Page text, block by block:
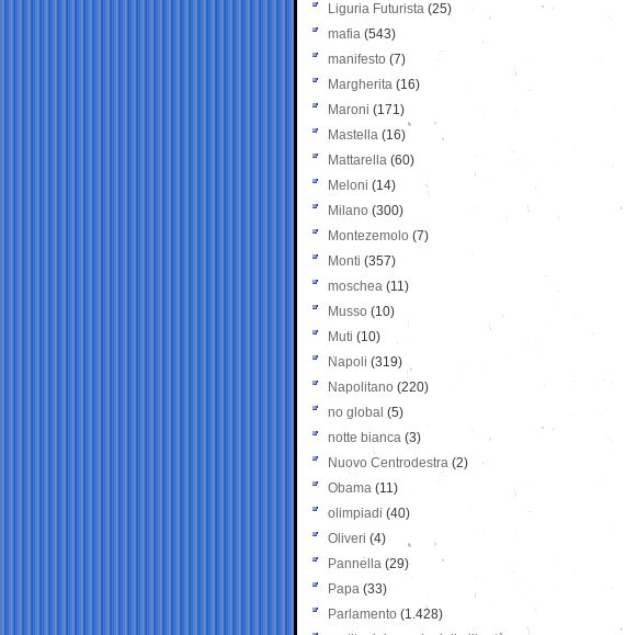
Liguria Futurista (25)
mafia (543)
manifesto (7)
Margherita (16)
Maroni (171)
Mastella (16)
Mattarella (60)
Meloni (14)
Milano (300)
Montezemolo (7)
Monti (357)
moschea (11)
Musso (10)
Muti (10)
Napoli (319)
Napolitano (220)
no global (5)
notte bianca (3)
Nuovo Centrodestra (2)
Obama (11)
olimpiadi (40)
Oliveri (4)
Pannella (29)
Papa (33)
Parlamento (1.428)